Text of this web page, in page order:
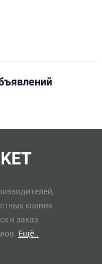
клиник
и заказ
Ещё..